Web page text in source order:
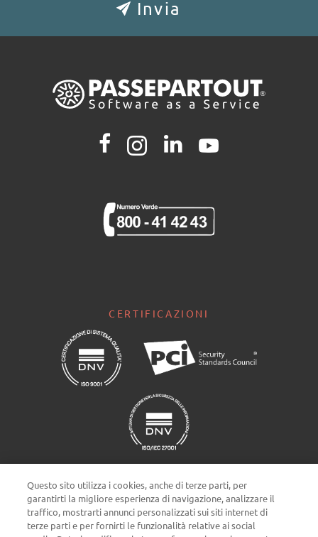
CERTIFICAZIONI
Impostazioni cookie
Questo sito utilizza i cookies, anche di terze parti, per
garantirti la migliore esperienza di navigazione, analizzare il
traffico, mostrarti annunci personalizzati sui siti internet di
terze parti e per fornirti le funzionalità relative ai social